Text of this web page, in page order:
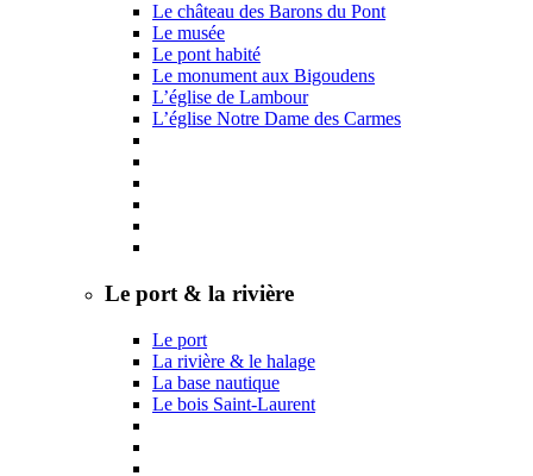
Le château des Barons du Pont
Le musée
Le pont habité
Le monument aux Bigoudens
L’église de Lambour
L’église Notre Dame des Carmes
Le port & la rivière
Le port
La rivière & le halage
La base nautique
Le bois Saint-Laurent